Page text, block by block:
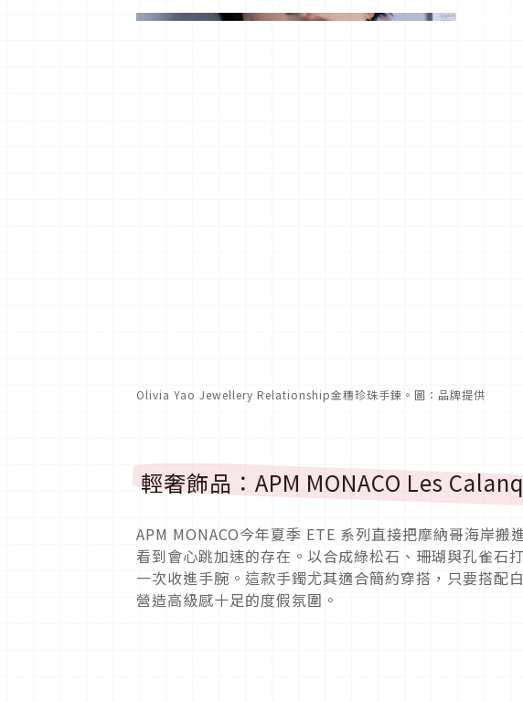
Olivia Yao Jewellery Relationship金穗珍珠手鍊。圖：品牌提供
輕奢飾品：APM MONACO Les
APM MONACO今年夏季 ETE 系列直接把摩納哥海岸
看到會心跳加速的存在。以合成綠松石、珊瑚與孔雀石
一次收進手腕。這款手鐲尤其適合簡約穿搭，只要搭配
營造高級感十足的度假氛圍。